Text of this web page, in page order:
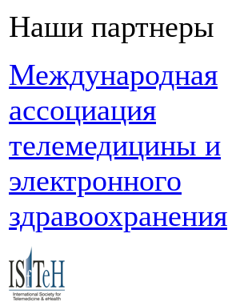
Наши партнеры
Международная
ассоциация
телемедицины и
электронного
здравоохранения